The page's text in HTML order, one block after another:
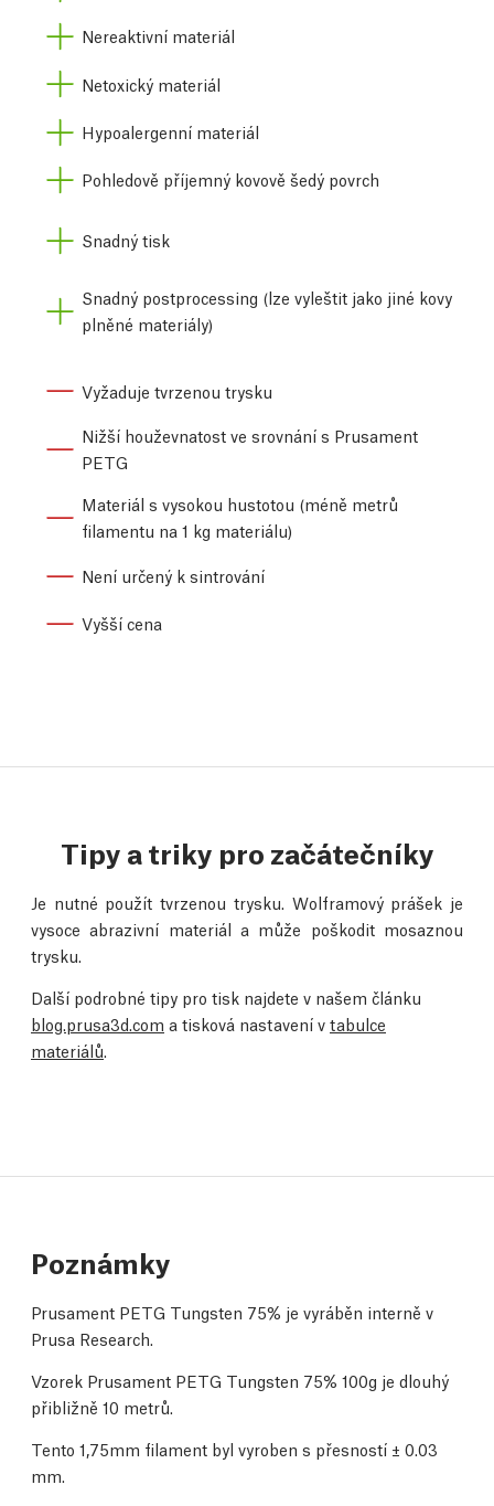
Nereaktivní materiál
Netoxický materiál
Hypoalergenní materiál
Pohledově příjemný kovově šedý povrch
Snadný tisk
Snadný postprocessing (lze vyleštit jako jiné kovy
plněné materiály)
Vyžaduje tvrzenou trysku
Nižší houževnatost ve srovnání s Prusament
PETG
Materiál s vysokou hustotou (méně metrů
filamentu na 1 kg materiálu)
Není určený k sintrování
Vyšší cena
Tipy a triky pro začátečníky
Je nutné použít tvrzenou trysku. Wolframový prášek je
vysoce abrazivní materiál a může poškodit mosaznou
trysku.
Další podrobné tipy pro tisk najdete v našem článku
blog.prusa3d.com a tisková nastavení v tabulce
materiálů
Poznámky
Prusament PETG Tungsten 75% je vyráběn interně v
Prusa Research.
Vzorek Prusament PETG Tungsten 75% 100g je dlouhý
přibližně 10 metrů.
Tento 1,75mm filament byl vyroben s přesností ± 0.03
mm.